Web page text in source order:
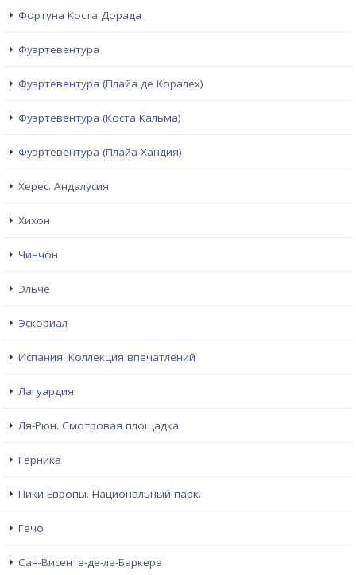
Фортуна Коста Дорада
Фуэртевентура
Фуэртевентура (Плайа де Коралех)
Фуэртевентура (Коста Кальма)
Фуэртевентура (Плайа Хандия)
Херес. Андалусия
Хихон
Чинчон
Эльче
Эскориал
Испания. Коллекция впечатлений
Лагуардия
Ля-Рюн. Смотровая площадка.
Герника
Пики Европы. Национальный парк.
Гечо
Сан-Висенте-де-ла-Баркера